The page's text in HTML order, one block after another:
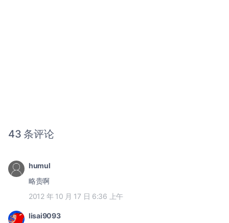
43 条评论
humul
略贵啊
2012 年 10 月 17 日 6:36 上午
lisai9093